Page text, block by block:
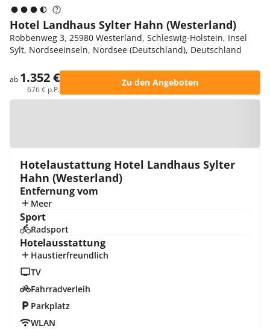
Hotel Landhaus Sylter Hahn (Westerland)
Robbenweg 3, 25980 Westerland, Schleswig-Holstein, Insel
Sylt, Nordseeinseln, Nordsee (Deutschland), Deutschland
ab 1.352 €
676 € p.P.
Zu den Angeboten
Hotelaustattung Hotel Landhaus Sylter
Hahn (Westerland)
Entfernung vom
Meer
Sport
Radsport
Hotelausstattung
Haustierfreundlich
TV
Fahrradverleih
Parkplatz
WLAN